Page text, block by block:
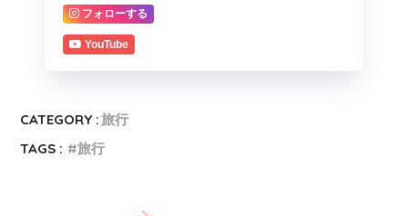
フォローする
YouTube
CATEGORY :旅行
TAGS :
旅行